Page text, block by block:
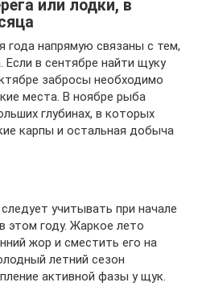
или лодки, в
года напрямую связаны с тем,
в сентябре найти щуку
забросы необходимо
места. В ноябре рыба
глубинах, в которых
карпы и остальная добыча
учитывать при начале
этом году. Жаркое лето
жор и сместить его на
летний сезон
активной фазы у щук.